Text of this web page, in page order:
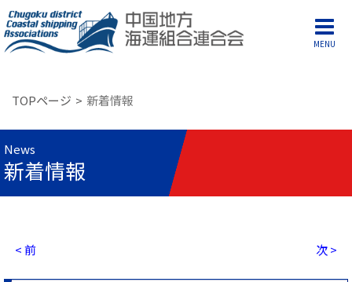
TOPページ 新着情報
News
新着情報
< 前 次 >
MENU